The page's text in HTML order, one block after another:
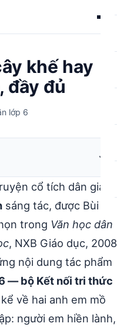
khế hay
đầy đủ
lớp 6
cổ tích dân gian
sáng tác, được Bùi
trong Văn học dân
, NXB Giáo dục, 2008
nội dung tác phẩm
— bộ Kết nối tri thức
về hai anh em mồ
người em hiền lành,